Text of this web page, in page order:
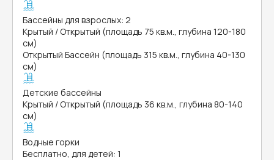
Бассейны для взрослых: 2
Крытый / Открытый (площадь 75 кв.м., глубина 120-180
см)
Открытый Бассейн (площадь 315 кв.м., глубина 40-130
см)
Детские бассейны
Крытый / Открытый (площадь 36 кв.м., глубина 80-140
см)
Водные горки
Бесплатно, для детей: 1